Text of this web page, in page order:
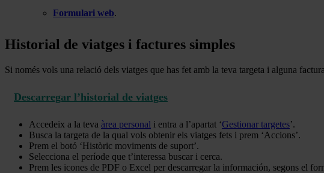
Formulari web.
Historial de viatges i factures simples
Si només vols una relació dels viatges que has fet amb la teva targeta i alguna
Descarregar l’historial de viatges
Accedeix a la teva àrea personal i entra a l’apartat ‘Gestionar targetes’.
Busca la targeta de la qual vols obtenir els viatges fets i prem ‘Accions’.
Prem el botó ‘Històric moviments de suport’.
Selecciona el període que t’interessa buscar i cerca.
Prem les icones de PDF o Excel per descarregar la información, segons el